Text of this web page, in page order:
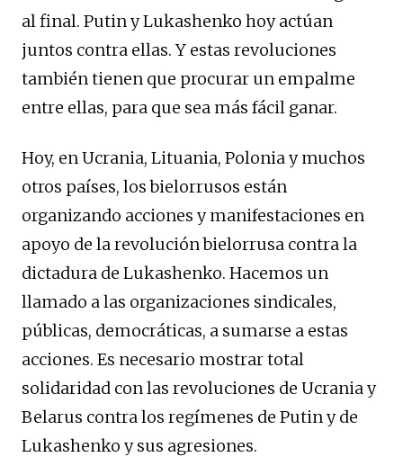
al final. Putin y Lukashenko hoy actúan
juntos contra ellas. Y estas revoluciones
también tienen que procurar un empalme
entre ellas, para que sea más fácil ganar.
Hoy, en Ucrania, Lituania, Polonia y muchos
otros países, los bielorrusos están
organizando acciones y manifestaciones en
apoyo de la revolución bielorrusa contra la
dictadura de Lukashenko. Hacemos un
llamado a las organizaciones sindicales,
públicas, democráticas, a sumarse a estas
acciones. Es necesario mostrar total
solidaridad con las revoluciones de Ucrania y
Belarus contra los regímenes de Putin y de
Lukashenko y sus agresiones.